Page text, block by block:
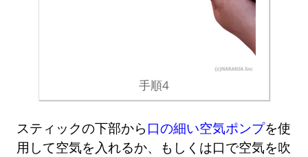
手順4
スティックの下部から 口の細い空気ポンプを使
用して空気を入れるか、もしくは口で空気を吹